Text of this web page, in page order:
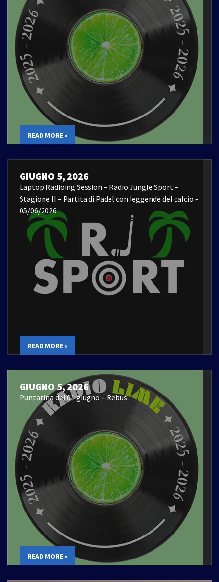
READ MORE »
GIUGNO 5, 2026
Laptop Radioing Session – Radio Jungle Sport –
Stagione II – Partita di Padel con leggende del calcio –
05/06/2026
READ MORE »
GIUGNO 5, 2026
Puntatina del 01 giugno – Rebus
READ MORE »